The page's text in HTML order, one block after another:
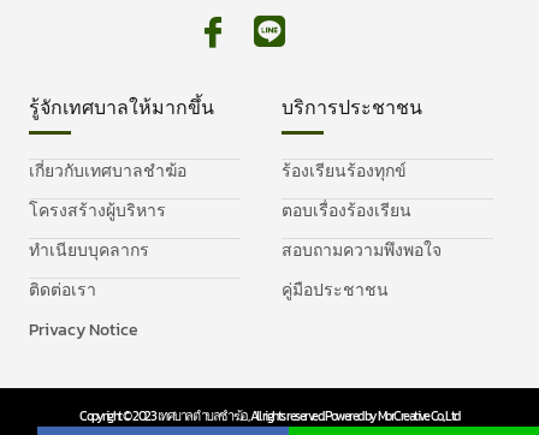
รู้จักเทศบาลให้มากขึ้น
เกี่ยวกับเทศบาลชำฆ้อ
โครงสร้างผู้บริหาร
ทำเนียบบุคลากร
ติดต่อเรา
Privacy Notice
บริการประชาชน
ร้องเรียนร้องทุกข์
ตอบเรื่องร้องเรียน
สอบถามความพึงพอใจ
คู่มือประชาชน
Copyright © 2023 เทศบาลตำบลชำฆ้อ, All rights reserved. Powered by MorCreative Co., Ltd